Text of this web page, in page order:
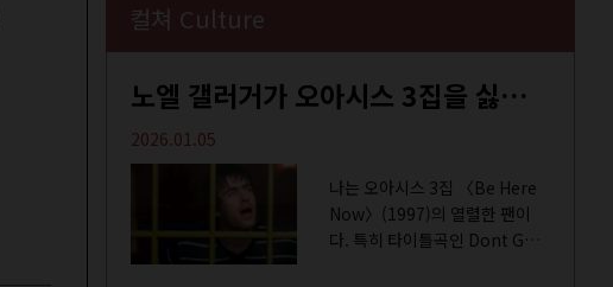
컬쳐 Culture
노엘 갤러거가 오아시스 3집을 싫어하는 이유 | DEFINITELY MAYBE, AGAIN
2026.01.05
나는 오아시스 3집 〈Be Here
Now〉(1997)의 열렬한 팬이
다. 특히 타이틀곡인 Dont Go